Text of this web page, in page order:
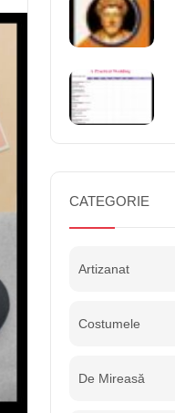
CATEGORIE
Artizanat
Costumele
De Mireasă